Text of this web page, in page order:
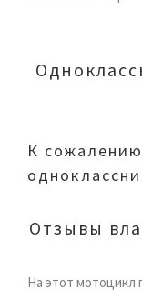
К
Отзывы
На этот мотоцикл